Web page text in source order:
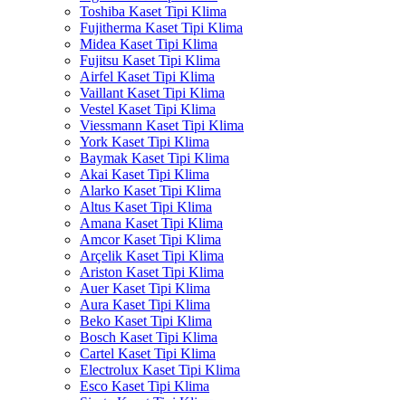
Toshiba Kaset Tipi Klima
Fujitherma Kaset Tipi Klima
Midea Kaset Tipi Klima
Fujitsu Kaset Tipi Klima
Airfel Kaset Tipi Klima
Vaillant Kaset Tipi Klima
Vestel Kaset Tipi Klima
Viessmann Kaset Tipi Klima
York Kaset Tipi Klima
Baymak Kaset Tipi Klima
Akai Kaset Tipi Klima
Alarko Kaset Tipi Klima
Altus Kaset Tipi Klima
Amana Kaset Tipi Klima
Amcor Kaset Tipi Klima
Arçelik Kaset Tipi Klima
Ariston Kaset Tipi Klima
Auer Kaset Tipi Klima
Aura Kaset Tipi Klima
Beko Kaset Tipi Klima
Bosch Kaset Tipi Klima
Cartel Kaset Tipi Klima
Electrolux Kaset Tipi Klima
Esco Kaset Tipi Klima